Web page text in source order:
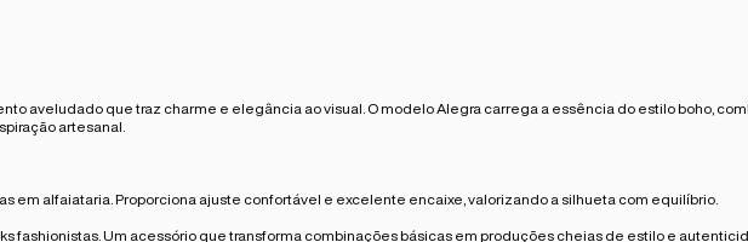
aveludado que traz charme e elegância ao visual. O modelo Alegra carrega a essência do estilo boho,
artesanal.
em alfaiataria. Proporciona ajuste confortável e excelente encaixe, valorizando a silhueta com equilíbrio.
fashionistas. Um acessório que transforma combinações básicas em produções cheias de estilo e